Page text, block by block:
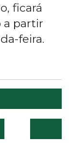
ficará
a partir
feira.